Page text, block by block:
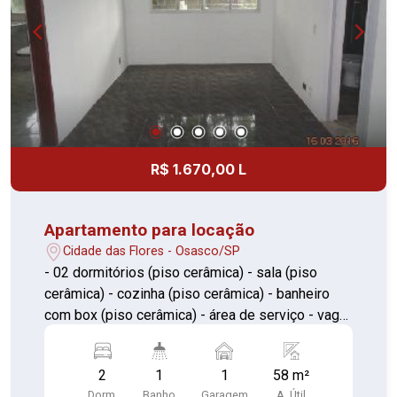
Garagem de 35,00m² com portão automático.
Impecável estado de conservação
R$ 1.670,00 L
Apartamento para locação
Cidade das Flores - Osasco/SP
- 02 dormitórios (piso cerâmica) - sala (piso
cerâmica) - cozinha (piso cerâmica) - banheiro
com box (piso cerâmica) - área de serviço - vaga
2 1 1 58 m²